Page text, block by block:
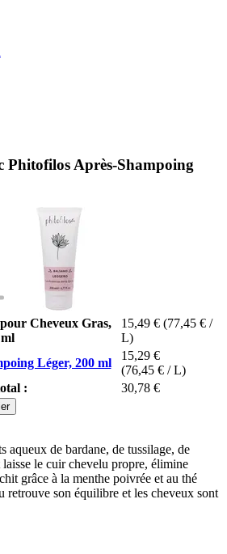
Phitofilos Après-Shampoing
Cheveux Gras,
15,49 € (77,45 € /
L)
Léger, 200 ml
15,29 €
(76,45 € / L)
:
30,78 €
aqueux de bardane, de tussilage, de
le cuir chevelu propre, élimine
grâce à la menthe poivrée et au thé
retrouve son équilibre et les cheveux sont